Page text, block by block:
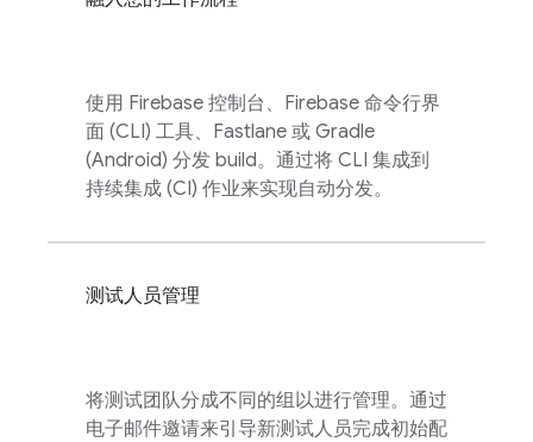
使用 Firebase 控制台、Firebase 命令行界
面 (CLI) 工具、Fastlane 或 Gradle
(Android) 分发 build。通过将 CLI 集成到
持续集成 (CI) 作业来实现自动分发。
测试人员管理
将测试团队分成不同的组以进行管理。通过
电子邮件邀请来引导新测试人员完成初始配